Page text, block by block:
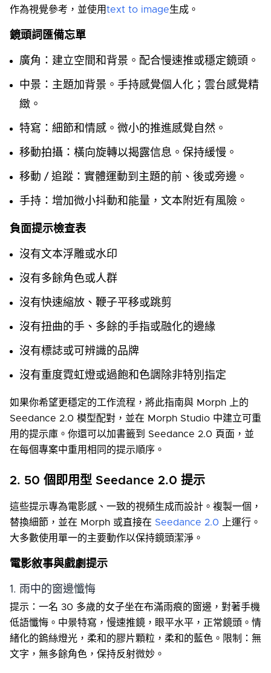
作為視覺參考，並使用text to image生成。
鏡頭詞匯備忘單
廣角：建立空間和背景。配合慢速推或穩定鏡頭。
中景：主題加背景。手持感覺個人化；雲台感覺精
緻。
特寫：細節和情感。微小的推進感覺自然。
移動拍攝：橫向旋轉以揭露信息。保持緩慢。
移動 / 追蹤：實體運動到主題的前、後或旁邊。
手持：增加微小抖動和能量，文本附近有風險。
負面提示檢查表
沒有文本浮雕或水印
沒有多餘角色或人群
沒有快速縮放、鞭子平移或跳剪
沒有扭曲的手、多餘的手指或融化的邊緣
沒有標誌或可辨識的品牌
沒有重度霓虹燈或過飽和色調除非特別指定
如果你希望更穩定的工作流程，將此指南與 Morph 上的
Seedance 2.0 模型配對，並在 Morph Studio 中建立可重
用的提示庫。你還可以加書籤到 Seedance 2.0 頁面，並
在每個專案中重用相同的提示順序。
2. 50 個即用型 Seedance 2.0 提示
這些提示專為電影感、一致的視頻生成而設計。複製一個，
替換細節，並在 Morph 或直接在 Seedance 2.0 上運行。
大多數使用單一的主要動作以保持鏡頭潔淨。
電影敘事與戲劇提示
1. 雨中的窗邊懺悔
提示：一名 30 多歲的女子坐在布滿雨痕的窗邊，對著手機
低語懺悔。中景特寫，慢速推鏡，眼平水平，正常鏡頭。情
緒化的鎢絲燈光，柔和的膠片顆粒，柔和的藍色。限制：無
文字，無多餘角色，保持反射微妙。